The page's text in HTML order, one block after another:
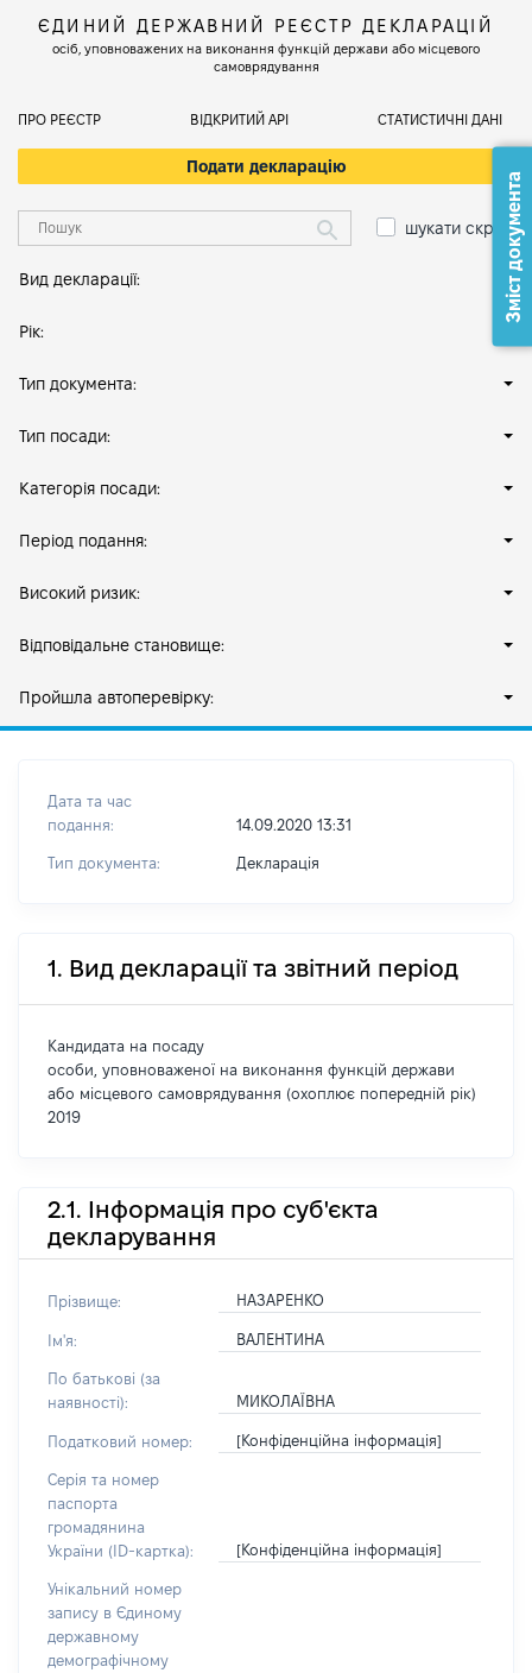
ЄДИНИЙ ДЕРЖАВНИЙ РЕЄСТР ДЕКЛАРАЦІЙ
осіб, уповноважених на виконання функцій держави або місцевого
самоврядування
ПРО РЕЄСТР ВІДКРИТИЙ АРІ СТАТИСТИЧНІ ДАНІ
Подати декларацію
шукати скрізь
Вид декларації:
Рік:
Тип документа:
Тип посади:
Категорія посади:
Період подання:
Високий ризик:
Відповідальне становище:
Пройшла автоперевірку:
Дата та час
подання:
14.09.2020 13:31
Тип документа: Декларація
1. Вид декларації та звітний період
Кандидата на посаду
особи, уповноваженої на виконання функцій держави
або місцевого самоврядування (охоплює попередній рік)
2019
2.1. Інформація про суб'єкта
декларування
Прізвище: НАЗАРЕНКО
Ім'я: ВАЛЕНТИНА
По батькові (за
наявності):
МИКОЛАЇВНА
Податковий номер: [Конфіденційна інформація]
Серія та номер
паспорта
громадянина
України (ID-картка):
[Конфіденційна інформація]
Унікальний номер
запису в Єдиному
державному
демографічному
Зміст документа